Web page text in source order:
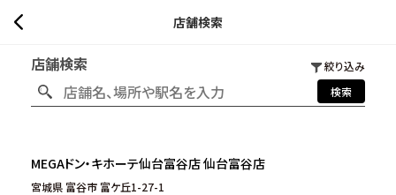
店舗検索
店舗検索
絞り込み
検索
MEGAドン・キホーテ仙台富谷店 仙台富谷店
宮城県 富谷市 富ケ丘1-27-1